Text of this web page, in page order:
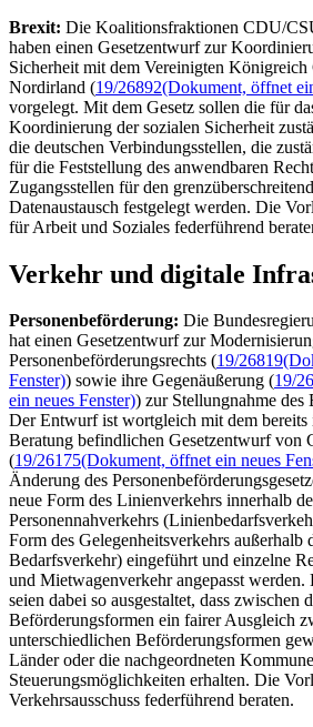
Brexit: Die Koalitionsfraktionen CDU/
haben einen Gesetzentwurf zur
Sicherheit mit dem Vereinigten
Nordirland (19/26892(Dokument, öffnet
vorgelegt. Mit dem Gesetz sollen die für
Koordinierung der sozialen Sicherheit
die deutschen Verbindungsstellen, die
für die Feststellung des anwendbaren
Zugangsstellen für den
Datenaustausch festgelegt werden. Die
für Arbeit und Soziales federführend
Verkehr und digitale
Personenbeförderung: Die
hat einen Gesetzentwurf zur
Personenbeförderungsrechts (19/26819
Fenster)) sowie ihre Gegenäußerung (19/
ein neues Fenster)) zur Stellungnahme des
Der Entwurf ist wortgleich mit dem bereits
Beratung befindlichen Gesetzentwurf von
(19/26175(Dokument, öffnet ein neues
Änderung des
neue Form des Linienverkehrs innerhalb
Personennahverkehrs
Form des Gelegenheitsverkehrs
Bedarfsverkehr) eingeführt und einzelne
und Mietwagenverkehr angepasst
seien dabei so ausgestaltet, dass zwischen
Beförderungsformen ein fairer Ausgleich
unterschiedlichen Beförderungsformen
Länder oder die nachgeordneten
Steuerungsmöglichkeiten erhalten. Die
Verkehrsausschuss federführend beraten.